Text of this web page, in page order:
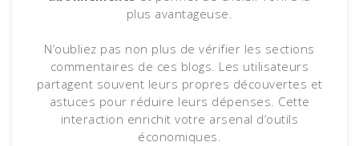
plus avantageuse.
N’oubliez pas non plus de vérifier les sections
commentaires de ces blogs. Les utilisateurs
partagent souvent leurs propres découvertes et
astuces pour réduire leurs dépenses. Cette
interaction enrichit votre arsenal d’outils
économiques.